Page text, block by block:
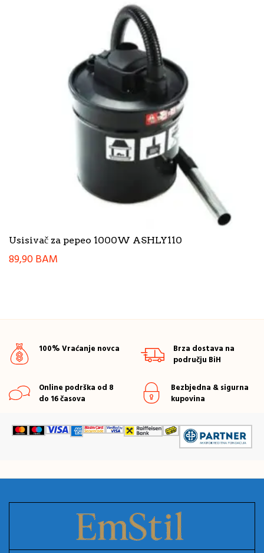
Usisivač za pepeo 1000W ASHLY110
89,90BAM
100% Vraćanje novca
Brza dostava na
području BiH
Online podrška od 8
do 16 časova
Bezbjedna & sigurna
kupovina